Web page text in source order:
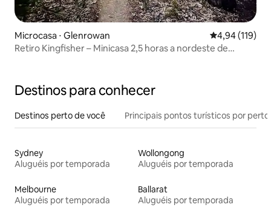
Microcasa ⋅ Glenrowan 4,94 de uma
4,94 (119)
Retiro Kingfisher – Minicasa 2,5 horas a nordeste de
Destinos para conhecer
Destinos perto de você Principais pontos turísticos por perto
Sydney
Aluguéis por temporada
Wollongong
Aluguéis por temporada
Melbourne
Aluguéis por temporada
Ballarat
Aluguéis por temporada